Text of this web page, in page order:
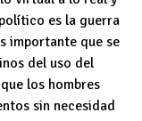
es la guerra
importante que se
del uso del
los hombres
sin necesidad